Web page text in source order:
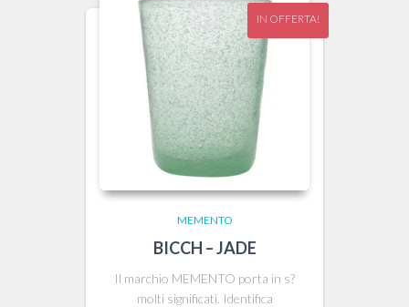
IN OFFERTA!
MEMENTO
BICCH – JADE
Il marchio MEMENTO porta in s?
molti significati. Identifica